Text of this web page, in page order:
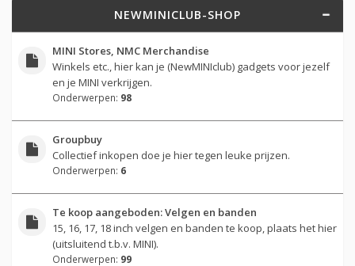
NEWMINICLUB-SHOP
MINI Stores, NMC Merchandise
Winkels etc., hier kan je (NewMINIclub) gadgets voor jezelf
en je MINI verkrijgen.
Onderwerpen: 98
Groupbuy
Collectief inkopen doe je hier tegen leuke prijzen.
Onderwerpen: 6
Te koop aangeboden: Velgen en banden
15, 16, 17, 18 inch velgen en banden te koop, plaats het hier
(uitsluitend t.b.v. MINI).
Onderwerpen: 99